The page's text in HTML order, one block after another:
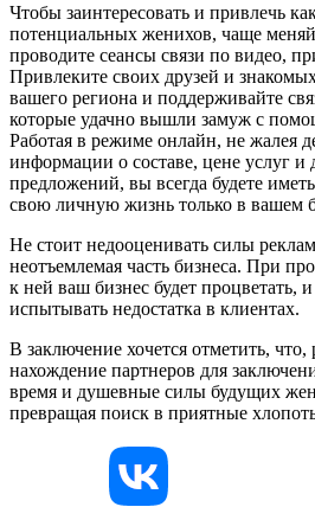
Чтобы заинтересовать и привлечь
потенциальных женихов, чаще
проводите сеансы связи по видео,
Привлеките своих друзей и
вашего региона и поддерживайте
которые удачно вышли замуж с
Работая в режиме онлайн, не жалея
информации о составе, цене услуг и
предложений, вы всегда будете
свою личную жизнь только в вашем
Не стоит недооценивать силы
неотъемлемая часть бизнеса. При
к ней ваш бизнес будет процветать,
испытывать недостатка в клиентах.
В заключение хочется отметить, что,
нахождение партнеров для
время и душевные силы будущих
превращая поиск в приятные